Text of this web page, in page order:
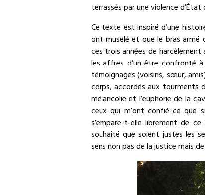
terrassés par une violence
Ce texte est inspiré d’une
ont muselé et que le bras armé
ces trois années de
les affres d’un être confronté à
témoignages (voisins, sœur,
corps, accordés aux tourments
mélancolie et l’euphorie de la
ceux qui m’ont confié ce que
s’empare-t-elle librement de
souhaité que soient justes les
sens non pas de la justice mais